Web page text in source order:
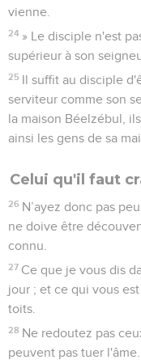
vienne.
24 » Le disciple n'est
supérieur à son
25 Il suffit au disciple
serviteur comme son
la maison Béelzébul,
ainsi les gens de sa
Celui qu'il faut
26 N’ayez donc pas
ne doive être
connu.
27 Ce que je vous dis
jour ; et ce qui vous
toits.
28 Ne redoutez pas
peuvent pas tuer